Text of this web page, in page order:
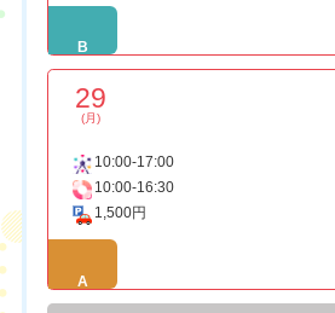
B
29
(月)
10:00-17:00
10:00-16:30
1,500円
A